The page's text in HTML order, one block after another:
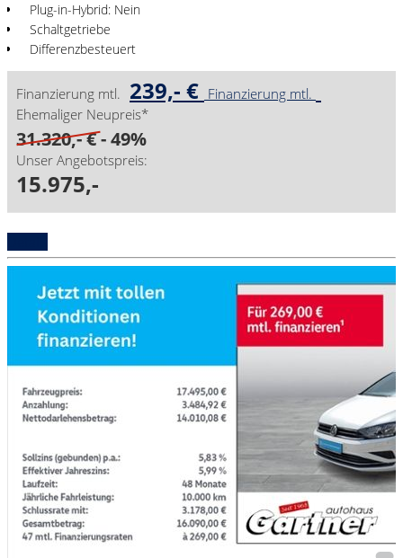
Plug-in-Hybrid: Nein
Schaltgetriebe
Differenzbesteuert
Finanzierung mtl. 239,- € Finanzierung mtl.
Ehemaliger Neupreis*
31.320,- €- 49%
Unser Angebotspreis:
15.975,-